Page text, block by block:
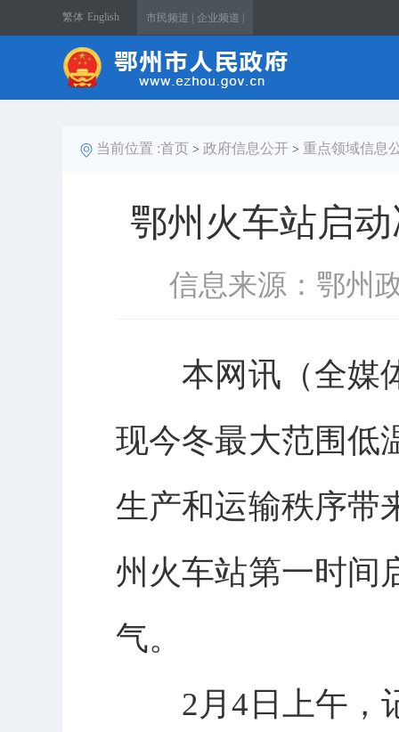
繁体 English 市民频道 | 企业频道 |
当前位置 :首页 > 政府信息公开 > 重点领域信息
鄂州火车站启
信息来源：鄂州
本网讯（全媒体
现今冬最大范围低
生产和运输秩序带
州火车站第一时间
气。
2月4日上午，记